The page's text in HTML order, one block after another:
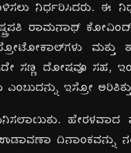
ನಿರ್ಧರಿಸಿದರು. ಈ
ರಾಷ್ಟ್ರಪತಿ ರಾಮನಾಥ್
ಮತ್ತು
ಸಣ್ಣ ದೋಷವೂ
ಇಸ್ರೋ
ದಿನಾಂಕವನ್ನು